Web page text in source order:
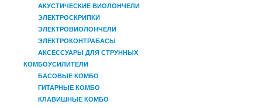
АКУСТИЧЕСКИЕ ВИОЛОНЧЕЛИ
ЭЛЕКТРОСКРИПКИ
ЭЛЕКТРОВИОЛОНЧЕЛИ
ЭЛЕКТРОКОНТРАБАСЫ
АКСЕССУАРЫ ДЛЯ СТРУННЫХ
КОМБОУСИЛИТЕЛИ
БАСОВЫЕ КОМБО
ГИТАРНЫЕ КОМБО
КЛАВИШНЫЕ КОМБО